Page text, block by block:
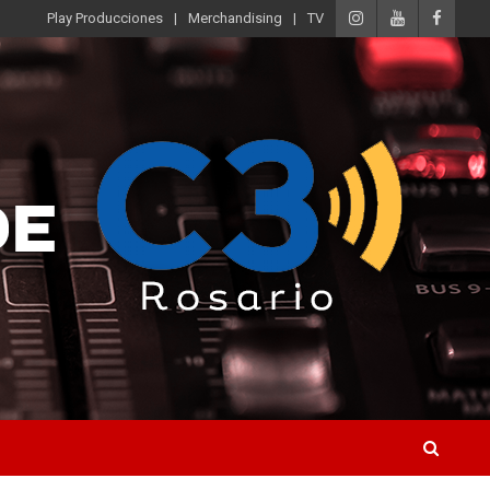
Play Producciones Merchandising TV